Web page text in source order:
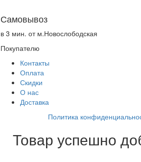
Самовывоз
в 3 мин. от м.Новослободская
Покупателю
Контакты
Оплата
Скидки
О нас
Доставка
Политика
Товар успешно